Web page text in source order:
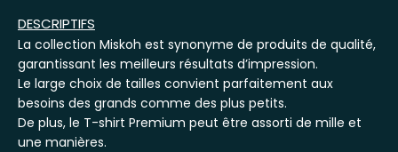
DESCRIPTIFS
La collection Miskoh est synonyme de produits de qualité,
garantissant les meilleurs résultats d’impression.
Le large choix de tailles convient parfaitement aux
besoins des grands comme des plus petits.
De plus, le T-shirt Premium peut être assorti de mille et
une manières.